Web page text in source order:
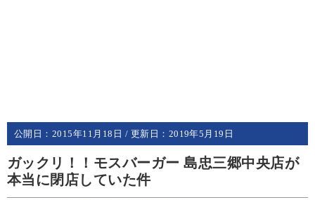
公開日： 2015年11月18日 / 更新日： 2019年5月19日
ガックリ！！モスバーガー 島忠三郷中央店が
本当に閉店していた件